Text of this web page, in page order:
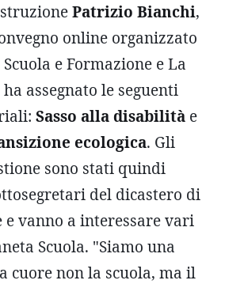
Patrizio Bianchi,
online organizzato
e Formazione e La
assegnato le seguenti
Sasso alla disabilità e
ecologica. Gli
sono stati quindi
del dicastero di
e vanno a interessare vari
Scuola. "Siamo una
cuore non la scuola, ma il